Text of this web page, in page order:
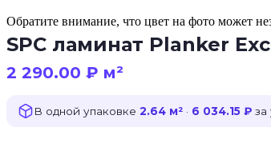
Обратите внимание, что цвет на фото может
SPC ламинат Planker
2 290.00 ₽ м²
В одной упаковке 2.64 м² · 6 034.15 ₽ за